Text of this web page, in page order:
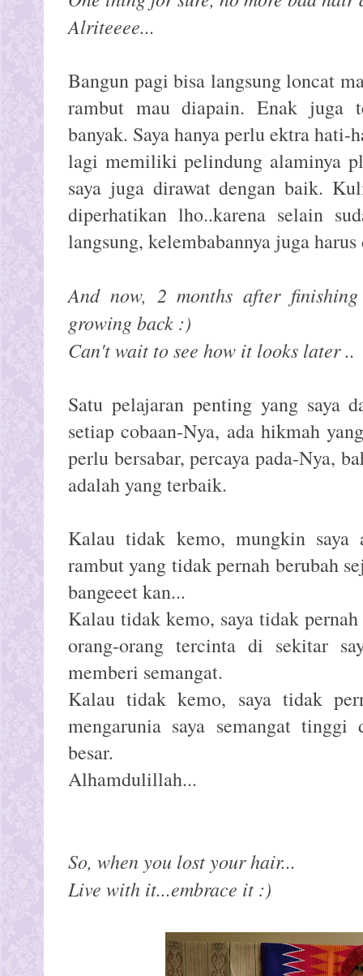
Alriteeee...
Bangun pagi bisa langsung loncat
rambut mau diapain. Enak juga
banyak. Saya hanya perlu ektra
lagi memiliki pelindung alaminya
saya juga dirawat dengan baik.
diperhatikan lho..karena selain
langsung, kelembabannya juga
And now, 2 months after
growing back :)
Can't wait to see how it looks later ..
Satu pelajaran penting yang saya
setiap cobaan-Nya, ada hikmah
perlu bersabar, percaya pada-Nya,
adalah yang terbaik.
Kalau tidak kemo, mungkin saya
rambut yang tidak pernah berubah
bangeeet kan...
Kalau tidak kemo, saya tidak
orang-orang tercinta di sekitar
memberi semangat.
Kalau tidak kemo, saya tidak
mengarunia saya semangat
besar.
Alhamdulillah...
So, when you lost your hair...
Live with it...embrace it :)